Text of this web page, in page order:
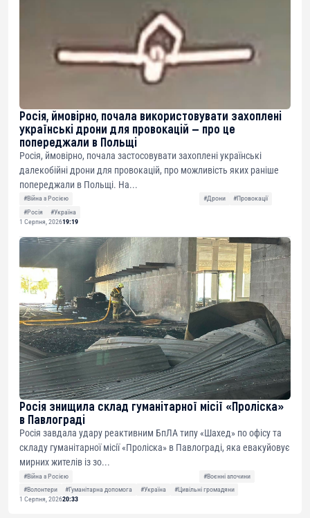
Росія, ймовірно, почала використовувати захоплені
українські дрони для провокацій — про це
попереджали в Польщі
Росія, ймовірно, почала застосовувати захоплені українські
далекобійні дрони для провокацій, про можливість яких раніше
попереджали в Польщі. На...
#Війна з Росією #Дрони
#Провокації
#Росія
#Україна
1 Серпня, 202619:19
Росія знищила склад гуманітарної місії «Проліска»
в Павлограді
Росія завдала удару реактивним БпЛА типу «Шахед» по офісу та
складу гуманітарної місії «Проліска» в Павлограді, яка евакуйовує
мирних жителів із зо...
#Війна з Росією
#Воєнні злочини
#Волонтери
#Гуманітарна допомога #Україна
#Цивільні громадяни
1 Серпня, 202620:33